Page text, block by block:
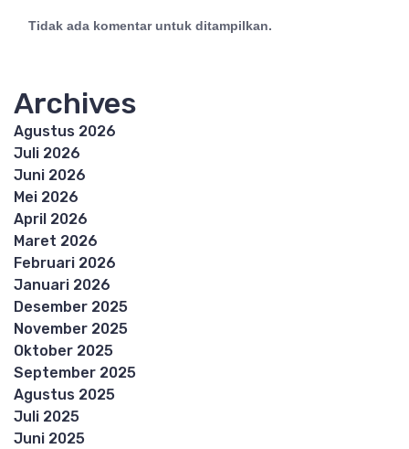
Tidak ada komentar untuk ditampilkan.
Archives
Agustus 2026
Juli 2026
Juni 2026
Mei 2026
April 2026
Maret 2026
Februari 2026
Januari 2026
Desember 2025
November 2025
Oktober 2025
September 2025
Agustus 2025
Juli 2025
Juni 2025